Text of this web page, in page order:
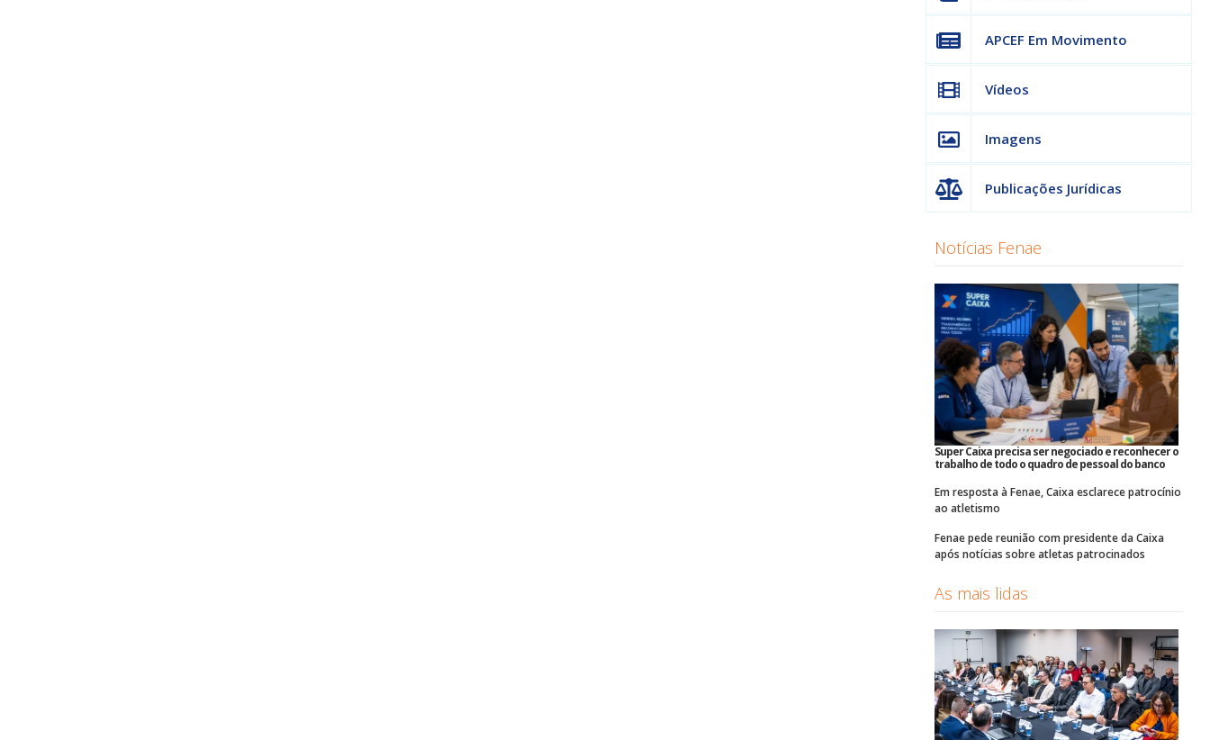
APCEF Em Movimento
Vídeos
Imagens
Publicações Jurídicas
Notícias Fenae
Super Caixa precisa ser negociado e reconhecer o
trabalho de todo o quadro de pessoal do banco
Em resposta à Fenae, Caixa esclarece patrocínio
ao atletismo
Fenae pede reunião com presidente da Caixa
após notícias sobre atletas patrocinados
As mais lidas